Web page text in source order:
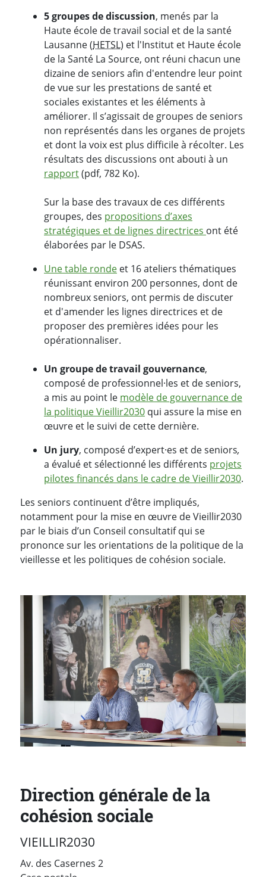
5 groupes de discussion, menés par la
Haute école de travail social et de la santé
Lausanne (HETSL) et l'Institut et Haute école
de la Santé La Source, ont réuni chacun une
dizaine de seniors afin d'entendre leur point
de vue sur les prestations de santé et
sociales existantes et les éléments à
améliorer. Il s’agissait de groupes de seniors
non représentés dans les organes de projets
et dont la voix est plus difficile à récolter. Les
résultats des discussions ont abouti à un
rapport(pdf, 782 Ko).
Sur la base des travaux de ces différents
groupes, des propositions d’axes
stratégiques et de lignes directrices ont été
élaborées par le DSAS.
Une table ronde et 16 ateliers thématiques
réunissant environ 200 personnes, dont de
nombreux seniors, ont permis de discuter
et d'amender les lignes directrices et de
proposer des premières idées pour les
opérationnaliser.
Un groupe de travail gouvernance,
composé de professionnel·les et de seniors,
a mis au point le modèle de gouvernance de
la politique Vieillir2030 qui assure la mise en
œuvre et le suivi de cette dernière.
Un jury, composé d’expert·es et de seniors,
a évalué et sélectionné les différents projets
pilotes financés dans le cadre de Vieillir2030.
Les seniors continuent d’être impliqués,
notamment pour la mise en œuvre de Vieillir2030
par le biais d’un Conseil consultatif qui se
prononce sur les orientations de la politique de la
vieillesse et les politiques de cohésion sociale.
Direction générale de la
cohésion sociale
VIEILLIR2030
Av. des Casernes 2